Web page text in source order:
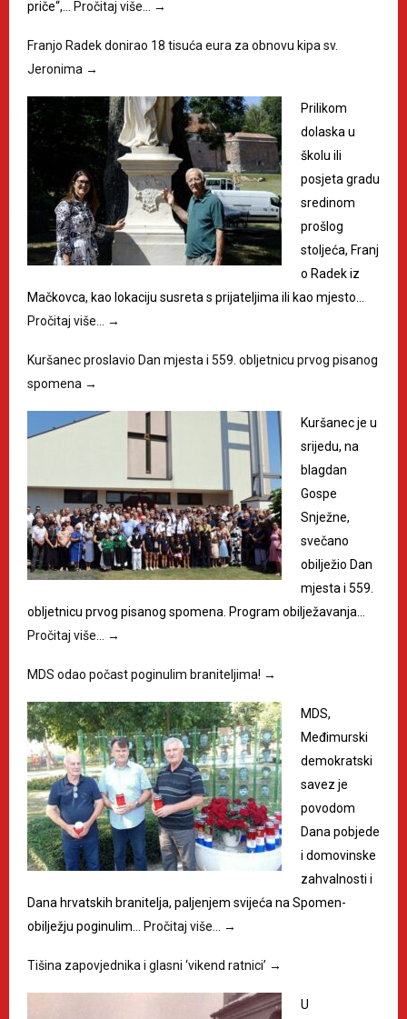
priče“,… Pročitaj više… →
Franjo Radek donirao 18 tisuća eura za obnovu kipa sv.
Jeronima →
Prilikom
dolaska u
školu ili
posjeta gradu
sredinom
prošlog
stoljeća, Franj
o Radek iz
Mačkovca, kao lokaciju susreta s prijateljima ili kao mjesto…
Pročitaj više…
→
Kuršanec proslavio Dan mjesta i 559. obljetnicu prvog pisanog
spomena →
Kuršanec je u
srijedu, na
blagdan
Gospe
Snježne,
svečano
obilježio Dan
mjesta i 559.
obljetnicu prvog pisanog spomena. Program obilježavanja…
Pročitaj više…
→
MDS odao počast poginulim braniteljima! →
MDS,
Međimurski
demokratski
savez je
povodom
Dana pobjede
i domovinske
zahvalnosti i
Dana hrvatskih branitelja, paljenjem svijeća na Spomen-
obilježju poginulim…
Pročitaj više… →
Tišina zapovjednika i glasni ‘vikend ratnici’ →
U